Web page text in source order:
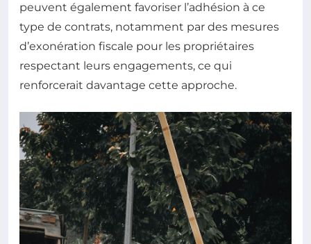
peuvent également favoriser l’adhésion à ce
type de contrats, notamment par des mesures
d’exonération fiscale pour les propriétaires
respectant leurs engagements, ce qui
renforcerait davantage cette approche.